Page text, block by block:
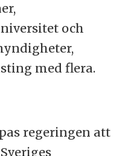
och
med flera.
regeringen att